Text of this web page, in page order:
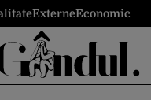
ExterneEconomic